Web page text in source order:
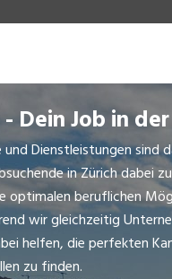
Dein Job in
Dienstleistungen sind
in Zürich dabei zu
optimalen beruflichen
wir gleichzeitig
helfen, die perfekten
zu finden.